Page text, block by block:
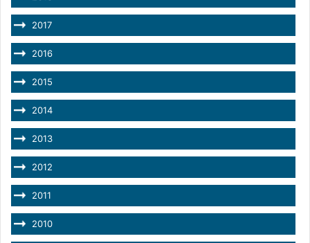
2017
2016
2015
2014
2013
2012
2011
2010